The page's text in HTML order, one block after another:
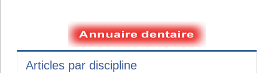
Articles par discipline